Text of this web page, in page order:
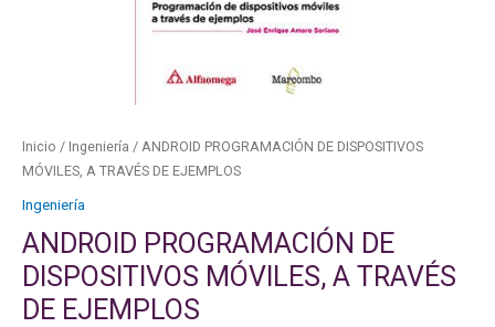
Inicio / Ingeniería / ANDROID PROGRAMACIÓN DE DISPOSITIVOS
MÓVILES, A TRAVÉS DE EJEMPLOS
Ingeniería
ANDROID PROGRAMACIÓN DE
DISPOSITIVOS MÓVILES, A TRAVÉS
DE EJEMPLOS